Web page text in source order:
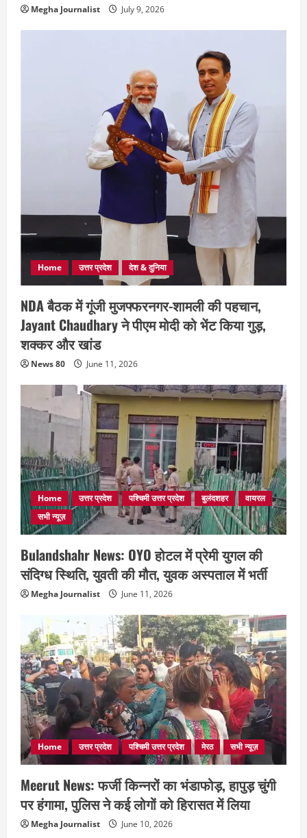
Megha Journalist July 9, 2026
Home उत्तर प्रदेश देश & दुनिया
NDA बैठक में गूंजी मुजफ्फरनगर-शामली की पहचान,
Jayant Chaudhary ने पीएम मोदी को भेंट किया गुड़,
शक्कर और खांड
News 80 June 11, 2026
Home उत्तर प्रदेश पश्चिमी उत्तर प्रदेश बुलंदशहर
वायरल
सभी न्यूज़
Bulandshahr News: OYO होटल में प्रेमी युगल की
संदिग्ध स्थिति, युवती की मौत, युवक अस्पताल में भर्ती
Megha Journalist June 11, 2026
Home उत्तर प्रदेश पश्चिमी उत्तर प्रदेश मेरठ सभी न्यूज़
Meerut News: फर्जी किन्नरों का भंडाफोड़, हापुड़ चुंगी
पर हंगामा, पुलिस ने कई लोगों को हिरासत में लिया
Megha Journalist June 10, 2026